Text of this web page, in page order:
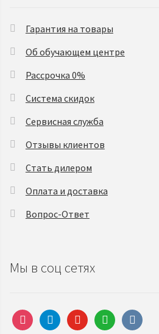
Гарантия на товары
Об обучающем центре
Рассрочка 0%
Система скидок
Сервисная служба
Отзывы клиентов
Стать дилером
Оплата и доставка
Вопрос-Ответ
Мы в соц сетях
instagramtelegramyoutubewhatsappvkontakte